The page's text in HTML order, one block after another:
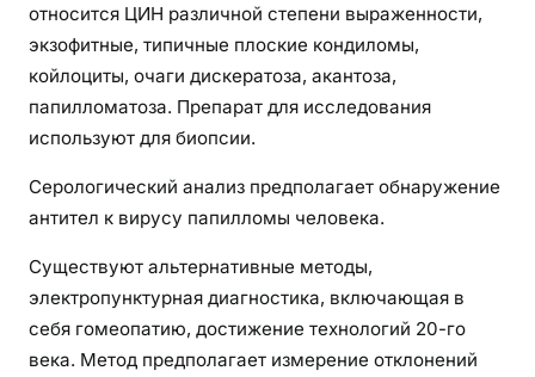
относится ЦИН различной степени выраженности,
экзофитные, типичные плоские кондиломы,
койлоциты, очаги дискератоза, акантоза,
папилломатоза. Препарат для исследования
используют для биопсии.
Серологический анализ предполагает обнаружение
антител к вирусу папилломы человека.
Существуют альтернативные методы,
электропунктурная диагностика, включающая в
себя гомеопатию, достижение технологий 20-го
века. Метод предполагает измерение отклонений